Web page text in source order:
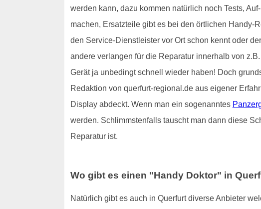
werden kann, dazu kommen natürlich noch Tests,
machen, Ersatzteile gibt es bei den örtlichen Handy-
den Service-Dienstleister vor Ort schon kennt oder
andere verlangen für die Reparatur innerhalb von
Gerät ja unbedingt schnell wieder haben! Doch
Redaktion von querfurt-regional.de aus eigener
Display abdeckt. Wenn man ein sogenanntes
werden. Schlimmstenfalls tauscht man dann diese
Reparatur ist.
Wo gibt es einen "Handy Doktor" in
Natürlich gibt es auch in Querfurt diverse Anbieter